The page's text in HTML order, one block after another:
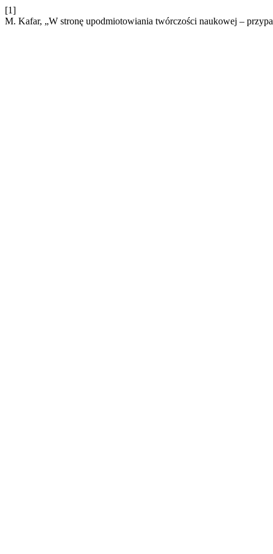
[1]
M. Kafar, „W stronę upodmiotowiania twórczości naukowej –